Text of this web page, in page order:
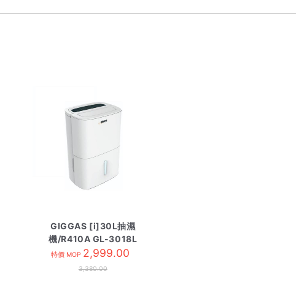
GIGGAS [i]30L抽濕
機/R410A GL-3018L
特價 MOP 2,999.00
3,380.00